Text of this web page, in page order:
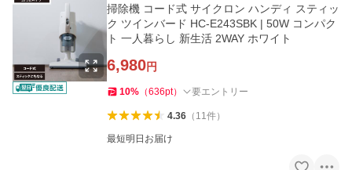
掃除機 コード式 サイクロン ハンディ スティッ
ク ツインバード HC-E243SBK | 50W コンパク
ト 一人暮らし 新生活 2WAY ホワイト
6,980円
10% （636pt） 要エントリー
4.36（ 11件）
最短明日お届け